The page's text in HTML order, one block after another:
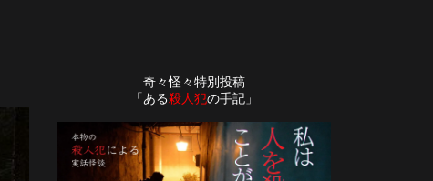
奇々怪々特別投稿
「ある殺人犯の手記」